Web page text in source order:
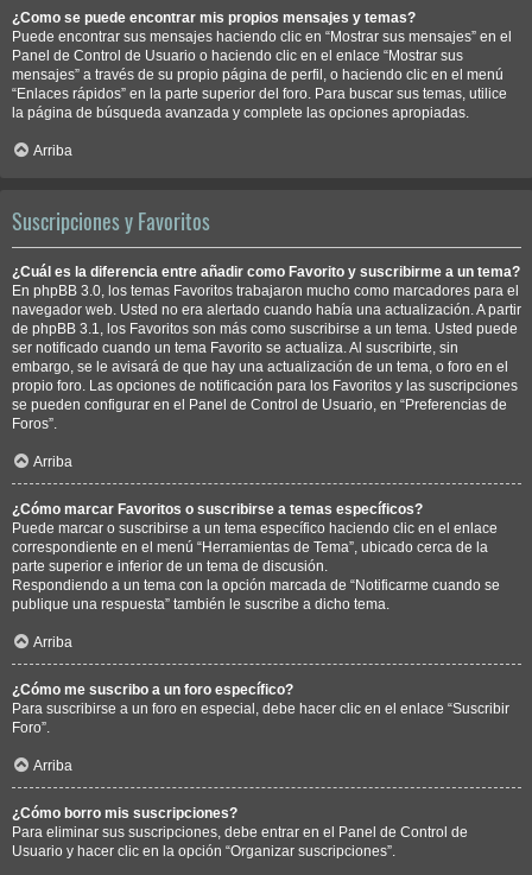
¿Como se puede encontrar mis propios mensajes y temas?
Puede encontrar sus mensajes haciendo clic en “Mostrar sus mensajes” en el
Panel de Control de Usuario o haciendo clic en el enlace “Mostrar sus
mensajes” a través de su propio página de perfil, o haciendo clic en el menú
“Enlaces rápidos” en la parte superior del foro. Para buscar sus temas, utilice
la página de búsqueda avanzada y complete las opciones apropiadas.
Arriba
Suscripciones y Favoritos
¿Cuál es la diferencia entre añadir como Favorito y suscribirme a un tema?
En phpBB 3.0, los temas Favoritos trabajaron mucho como marcadores para el
navegador web. Usted no era alertado cuando había una actualización. A partir
de phpBB 3.1, los Favoritos son más como suscribirse a un tema. Usted puede
ser notificado cuando un tema Favorito se actualiza. Al suscribirte, sin
embargo, se le avisará de que hay una actualización de un tema, o foro en el
propio foro. Las opciones de notificación para los Favoritos y las suscripciones
se pueden configurar en el Panel de Control de Usuario, en “Preferencias de
Foros”.
Arriba
¿Cómo marcar Favoritos o suscribirse a temas específicos?
Puede marcar o suscribirse a un tema específico haciendo clic en el enlace
correspondiente en el menú “Herramientas de Tema”, ubicado cerca de la
parte superior e inferior de un tema de discusión.
Respondiendo a un tema con la opción marcada de “Notificarme cuando se
publique una respuesta” también le suscribe a dicho tema.
Arriba
¿Cómo me suscribo a un foro específico?
Para suscribirse a un foro en especial, debe hacer clic en el enlace “Suscribir
Foro”.
Arriba
¿Cómo borro mis suscripciones?
Para eliminar sus suscripciones, debe entrar en el Panel de Control de
Usuario y hacer clic en la opción “Organizar suscripciones”.